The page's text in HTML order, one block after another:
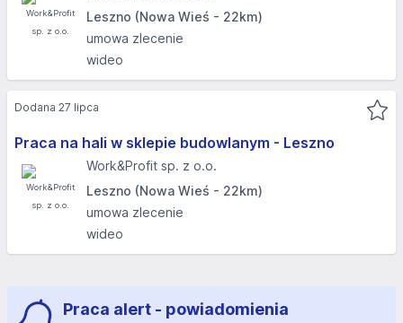
Leszno (Nowa Wieś - 22km)
umowa zlecenie
wideo
Praca na hali w sklepie budowlanym - Leszno
Work&Profit sp. z o.o.
Leszno (Nowa Wieś - 22km)
umowa zlecenie
wideo
Dodana 27 lipca
Praca alert - powiadomienia